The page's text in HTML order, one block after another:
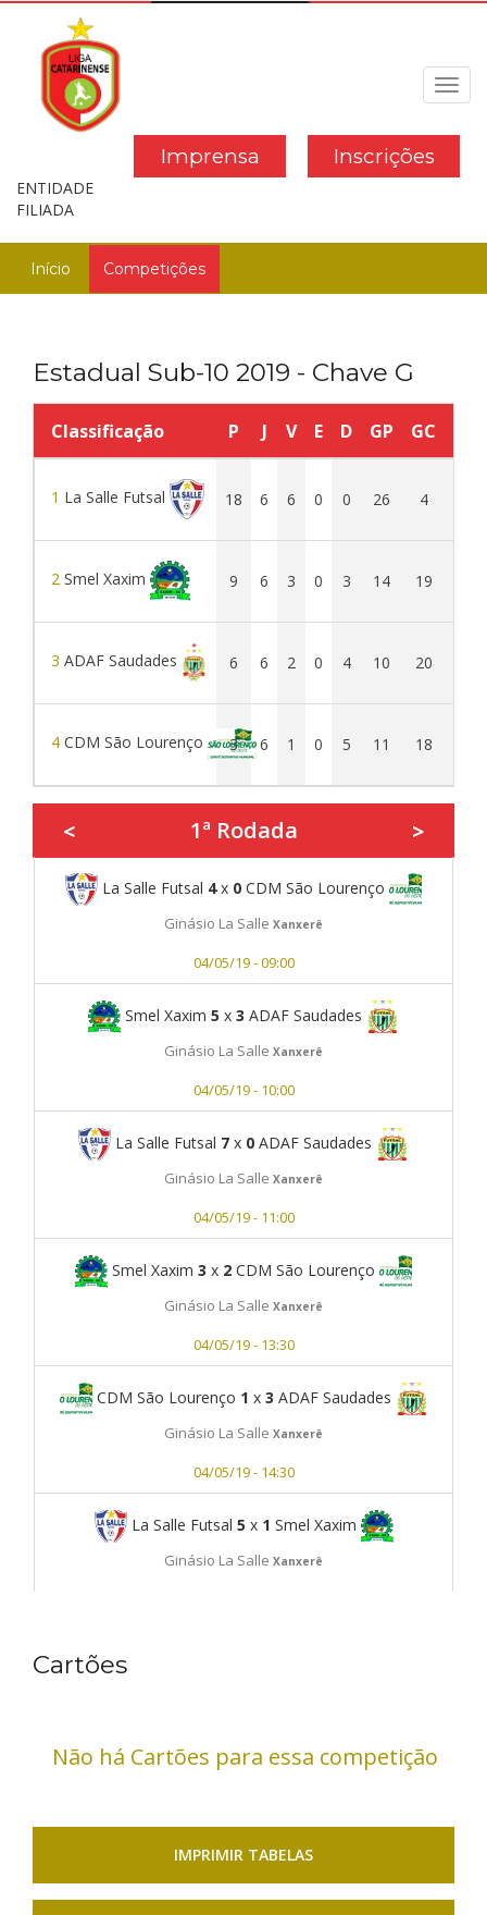
Inscrições
Imprensa
ENTIDADE
FILIADA
Início Competições
Estadual Sub-10 2019 - Chave G
Classificação P J V E D GP GC
1 La Salle Futsal 18 6 6 0 0 26 4
2 Smel Xaxim 9 6 3 0 3 14 19
3 ADAF Saudades 6 6 2 0 4 10 20
4 CDM São Lourenço 3 6 1 0 5 11 18
< 1ª Rodada >
La Salle Futsal 4x 0 CDM São Lourenço
Ginásio La Salle Xanxerê
04/05/19 - 09:00
Smel Xaxim 5 x 3 ADAF Saudades
Ginásio La Salle Xanxerê
04/05/19 - 10:00
La Salle Futsal 7 x 0 ADAF Saudades
Ginásio La Salle Xanxerê
04/05/19 - 11:00
Smel Xaxim 3 x 2 CDM São Lourenço
Ginásio La Salle Xanxerê
04/05/19 - 13:30
CDM São Lourenço 1 x 3 ADAF Saudades
Ginásio La Salle Xanxerê
04/05/19 - 14:30
La Salle Futsal 5 x 1 Smel Xaxim
Ginásio La Salle Xanxerê
Cartões
Não há Cartões para essa competição
IMPRIMIR TABELAS